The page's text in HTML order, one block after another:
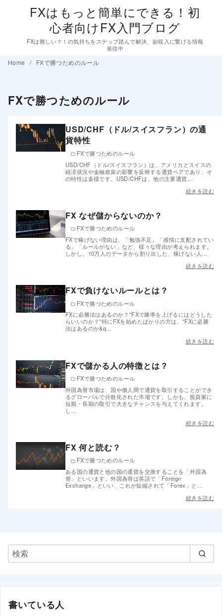
FXはもっと簡単にできる！初
心者向けFX入門ブログ
FXは難しい？！の気持ちをステップ踏んで解決、副収入に繋げる情報
発信中
Home FXで勝つためのルール
FXで勝つためのルール
USD/CHF（ドル/スイスフラン）の通
貨特性
FXで勝つためのルール
USD/CHF（ドル/スイスフラン）は、アメリカとスイスの
経済状況や金融政策の影響を反映する通貨ペアであり、そ
の特性は多様です。USD/CHFは、他の主要通貨…
続きを読む
FX なぜ儲からないのか？
FXで勝つためのルール
FXで稼げない理由は、「勉強不足」「感情に支配されてい
る」「ルールがない」など、様々な理由が考えられます。
しかし、10万人のデータから割り出した、稼げない人…
続きを読む
FXで負けないルールとは？
FXで勝つためのルール
FXに必勝法はあるのか？"FXで勝率を上げるにはどうした
らいいのか？"特にFXを始めたばかりの方は、"FXに必勝
法はあるのか&q…
続きを読む
FXで儲かる人の特徴とは？
FXで勝つためのルール
外国為替市場は、国や個人間で通貨を取引することができ
るグローバルで分散化された市場です。しかも、投資家に
短期・長期の取引で大きなチャンスを与えてくれます。
し…
続きを読む
FX 何と読む？
FXで勝つためのルール
ある国の通貨と他の国の通貨を交換することを「外国為
替」といいます。外国為替は英語で「Foreign
Exchange」といい、これが短縮されて「Forex」と…
続きを読む
書いている人